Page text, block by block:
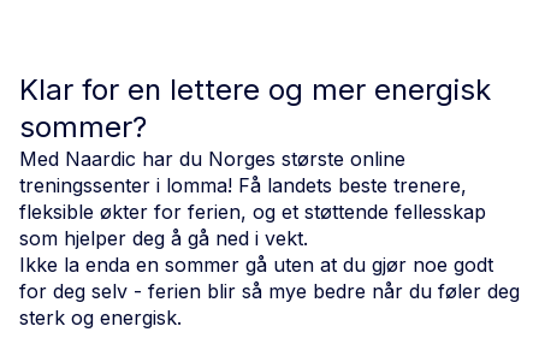
Klar for en lettere og mer energisk
sommer?
Med Naardic har du Norges største online
treningssenter i lomma! Få landets beste trenere,
fleksible økter for ferien, og et støttende fellesskap
som hjelper deg å gå ned i vekt.
Ikke la enda en sommer gå uten at du gjør noe godt
for deg selv - ferien blir så mye bedre når du føler deg
sterk og energisk.